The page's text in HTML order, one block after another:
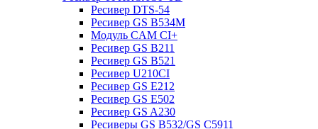
Ресивер DTS-54
Ресивер GS B534M
Модуль CAM CI+
Ресивер GS B211
Ресивер GS B521
Ресивер U210CI
Ресивер GS E212
Ресивер GS E502
Ресивер GS A230
Ресиверы GS B532/GS C5911